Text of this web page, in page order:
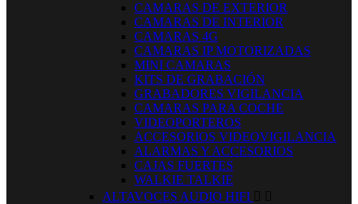
CAMARAS DE EXTERIOR
CAMARAS DE INTERIOR
CAMARAS 4G
CAMARAS IP MOTORIZADAS
MINI CAMARAS
KITS DE GRABACIÓN
GRABADORES VIGILANCIA
CAMARAS PARA COCHE
VIDEOPORTEROS
ACCESORIOS VIDEOVIGILANCIA
ALARMAS Y ACCESORIOS
CAJAS FUERTES
WALKIE TALKIE
ALTAVOCES AUDIO HIFI  